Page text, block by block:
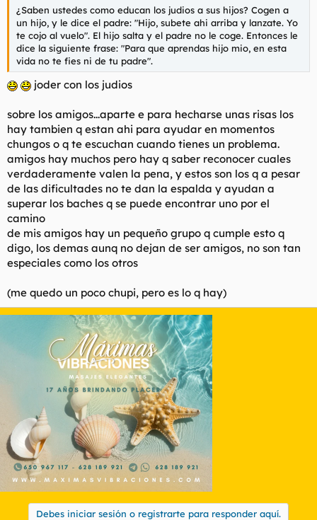
nos jode solo es un ser humano que nos envidia por algun
motivo, nos cree superiores.... no lo se, no soy psicólogo yo.
Hoy solo se que lo único que voy a hacer a esa persona es
despreciarla, si... es inevitable, pero hacerlo porqué se
siente inferior a mi. Me quieren joder pues...? adelante,
aquí estaré yo, para que vea que es algo inútil, que
jugar a su própio juego...sólo bastará con dejarle que se
hunda.
PD: Esta noche sólo he dormido 2 horas y me he fumado
varios porros como barras de pan de gordos.
Grácias.
¿Saben ustedes como educan los judios a sus hijos? Cogen a
un hijo, y le dice el padre: "Hijo, subete ahi arriba y lanzate. Yo
te cojo al vuelo". El hijo salta y el padre no le coge. Entonces le
dice la siguiente frase: "Para que aprendas hijo mio, en esta
vida no te fies ni de tu padre".
joder con los judios
sobre los amigos...aparte e para hecharse unas risas los
hay tambien q estan ahi para ayudar en momentos
chungos o q te escuchan cuando tienes un problema.
amigos hay muchos pero hay q saber reconocer cuales
verdaderamente valen la pena, y estos son los q a pesar
de las dificultades no te dan la espalda y ayudan a
superar los baches q se puede encontrar uno por el
camino
de mis amigos hay un pequeño grupo q cumple esto q
digo, los demas aunq no dejan de ser amigos, no son tan
especiales como los otros
(me quedo un poco chupi, pero es lo q hay)
Debes iniciar sesión o registrarte para responder aquí.